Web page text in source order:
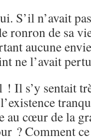
S’il n’avait
ronron de sa
aucune envie
ne l’avait
! Il s’y sentait
au cœur de la
? Comment